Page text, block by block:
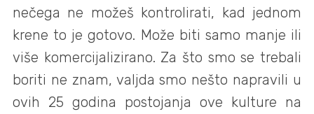
nečega ne možeš kontrolirati, kad jednom
krene to je gotovo. Može biti samo manje ili
više komercijalizirano. Za što smo se trebali
boriti ne znam, valjda smo nešto napravili u
ovih 25 godina postojanja ove kulture na